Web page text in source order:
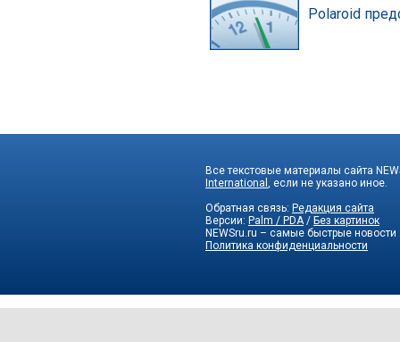
Polaroid
Все текстовые материалы сайта
International
, если не указано иное.
Обратная связь: Редакция сайта
Версии: Palm / PDA / Без картинок
NEWSru.ru – самые быстрые новости
Политика конфиденциальности